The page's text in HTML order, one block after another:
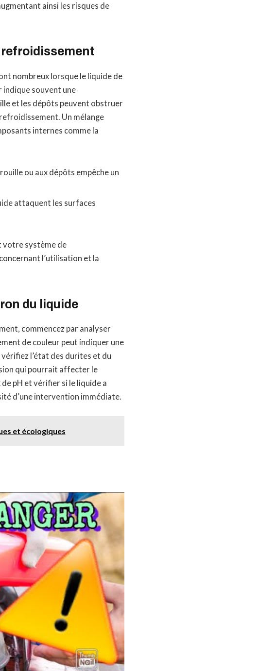
ainsi les risques de
refroidissement
nombreux lorsque le liquide de
souvent une
et les dépôts peuvent obstruer
Un mélange
internes comme la
ou aux dépôts empêche un
attaquent les surfaces
votre système de
l’utilisation et la
du liquide
commencez par analyser
de couleur peut indiquer une
l’état des durites et du
qui pourrait affecter le
pH et vérifier si le liquide a
d’une intervention immédiate.
et écologiques